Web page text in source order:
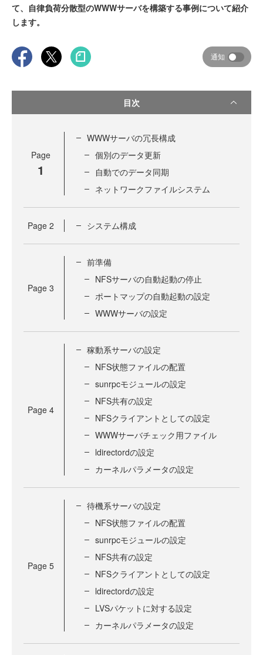
て、自律負荷分散型のWWWサーバを構築する事例について紹介
します。
通知
目次
Page
1
WWWサーバの冗長構成
個別のデータ更新
自動でのデータ同期
ネットワークファイルシステム
Page 2 システム構成
Page 3
前準備
NFSサーバの自動起動の停止
ポートマップの自動起動の設定
WWWサーバの設定
Page 4
稼動系サーバの設定
NFS状態ファイルの配置
sunrpcモジュールの設定
NFS共有の設定
NFSクライアントとしての設定
WWWサーバチェック用ファイル
ldirectordの設定
カーネルパラメータの設定
Page 5
待機系サーバの設定
NFS状態ファイルの配置
sunrpcモジュールの設定
NFS共有の設定
NFSクライアントとしての設定
ldirectordの設定
LVSパケットに対する設定
カーネルパラメータの設定